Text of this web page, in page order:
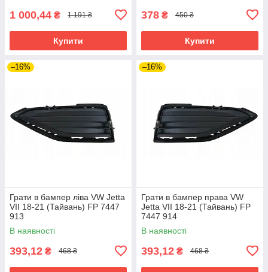
1 000,44 ₴ 1 191 ₴
Купити
378 ₴ 450 ₴
Купити
–16%
Грати в бампер ліва VW Jetta
VII 18-21 (Тайвань) FP 7447
913
В наявності
393,12 ₴ 468 ₴
–16%
Грати в бампер права VW
Jetta VII 18-21 (Тайвань) FP
7447 914
В наявності
393,12 ₴ 468 ₴